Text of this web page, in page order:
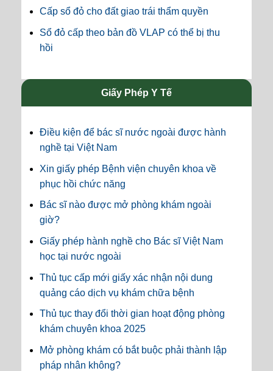
Cấp sổ đỏ cho đất giao trái thẩm quyền
Sổ đỏ cấp theo bản đồ VLAP có thể bị thu
hồi
Giấy Phép Y Tế
Điều kiện để bác sĩ nước ngoài được hành
nghề tại Việt Nam
Xin giấy phép Bệnh viện chuyên khoa về
phục hồi chức năng
Bác sĩ nào được mở phòng khám ngoài
giờ?
Giấy phép hành nghề cho Bác sĩ Việt Nam
học tại nước ngoài
Thủ tục cấp mới giấy xác nhận nội dung
quảng cáo dịch vụ khám chữa bệnh
Thủ tục thay đổi thời gian hoạt động phòng
khám chuyên khoa 2025
Mở phòng khám có bắt buộc phải thành lập
pháp nhân không?